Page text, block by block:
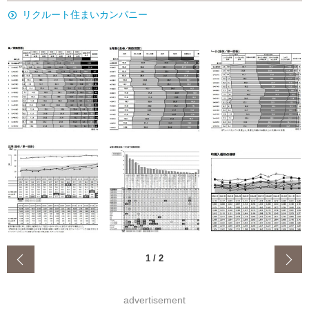
リクルート住まいカンパニー
1 / 2
advertisement